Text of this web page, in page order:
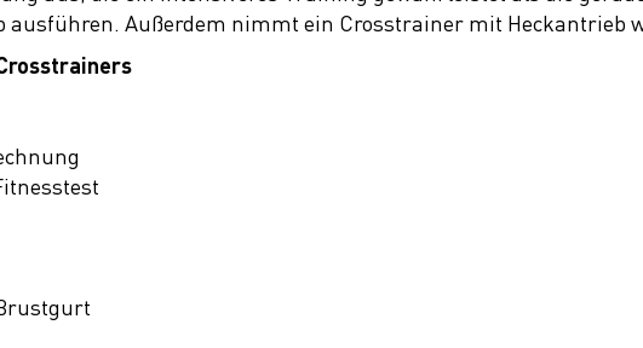
Außerdem nimmt ein Crosstrainer mit Heckantrieb